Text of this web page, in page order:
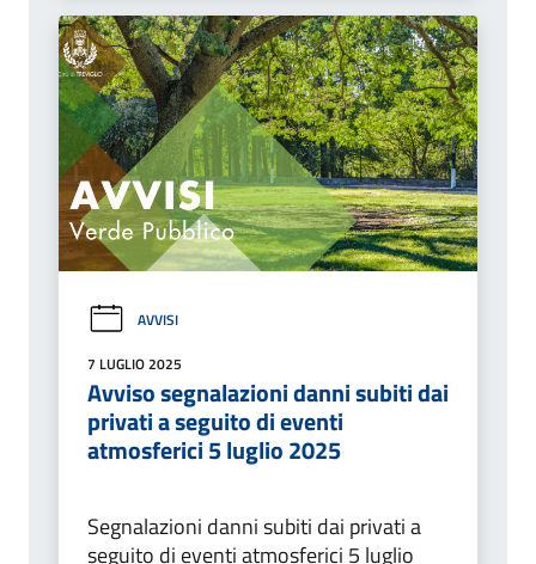
AVVISI
7 LUGLIO 2025
Avviso segnalazioni danni subiti dai
privati a seguito di eventi
atmosferici 5 luglio 2025
Segnalazioni danni subiti dai privati a
seguito di eventi atmosferici 5 luglio